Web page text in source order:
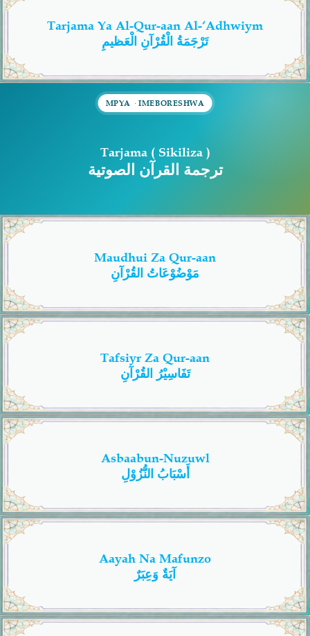
Salaf Wa Ummah Firaq-Makundi
Fiqh-Ibaadah Duaa-Adhkaar
Fataawa Za Ulamaa Kauli Za Salaf
Akhlaaq-Aadaab Raqaaiq
Tarjama Ya Al-Qur-aan Al-‘Adhwiym
تَرْجَمَةُ الْقُرْآنِ الْعَظيمِ
Tarjama ( Sikiliza )
ترجمة القرآن الصوتية
Maudhui Za Qur-aan
مَوْضُوْعَاتُ القُرْآنِ
Tafsiyr Za Qur-aan
تَفَاسِيْرُ القُرْآنِ
Asbaabun-Nuzuwl
أَسْبَابُ النُّزُوْلِ
Aayah Na Mafunzo
آيَةٌ وَعِبَرٌ